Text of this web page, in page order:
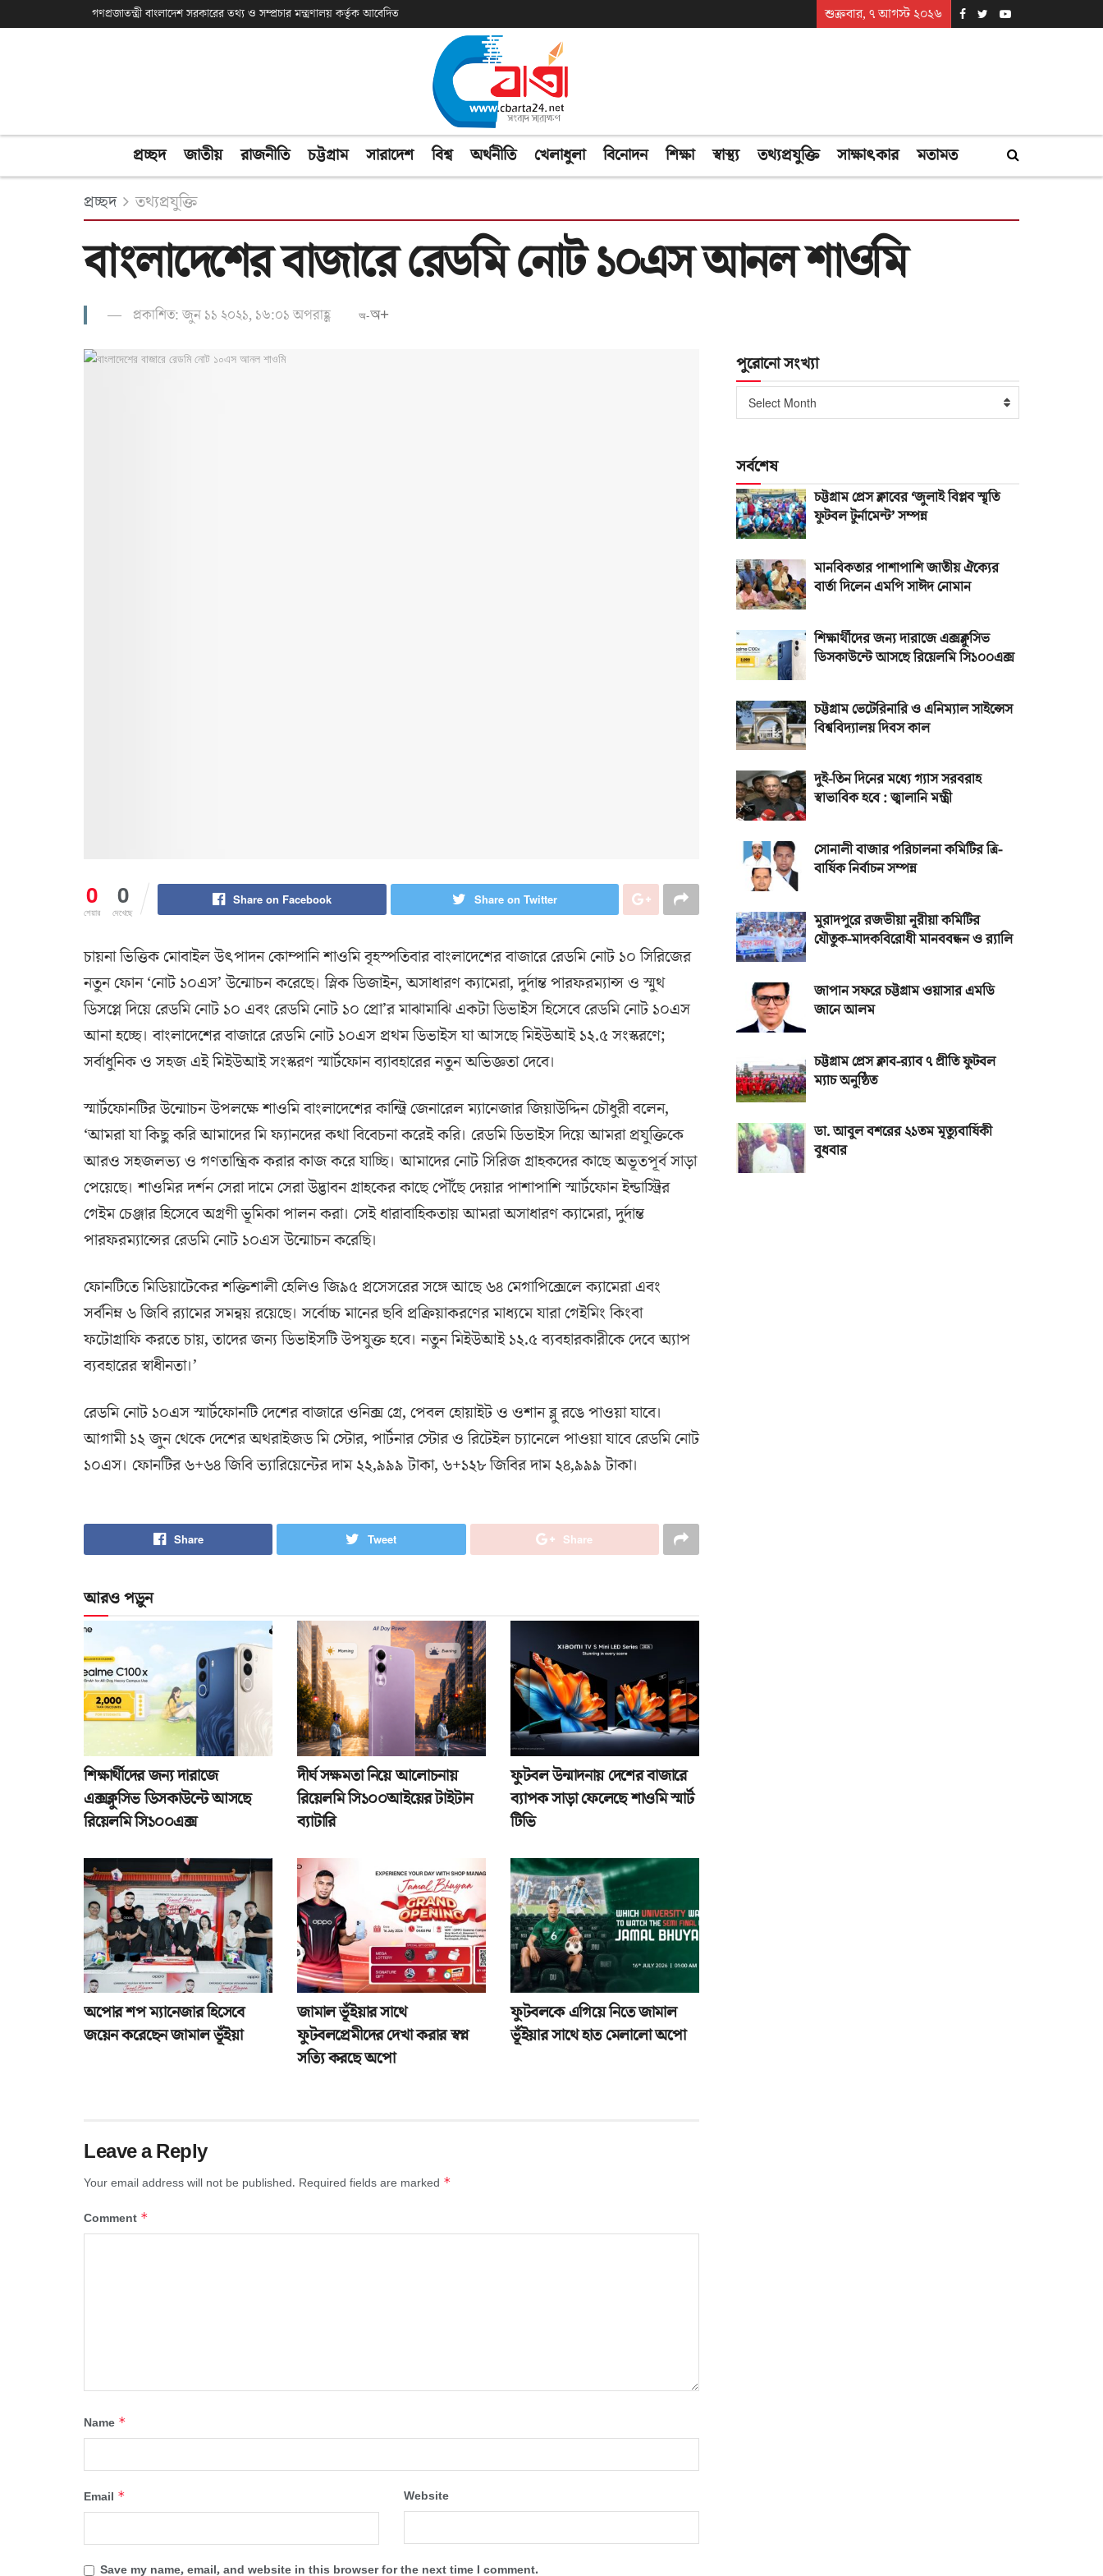
গণপ্রজাতন্ত্রী বাংলাদেশ সরকারের তথ্য ও সম্প্রচার মন্ত্রণালয় কর্তৃক আবেদিত শুক্রবার, ৭ আগস্ট ২০২৬
প্রচ্ছদ জাতীয় রাজনীতি চট্টগ্রাম সারাদেশ বিশ্ব অর্থনীতি খেলাধুলা বিনোদন শিক্ষা স্বাস্থ্য তথ্যপ্রযুক্তি সাক্ষাৎকার মতামত
প্রচ্ছদ তথ্যপ্রযুক্তি
বাংলাদেশের বাজারে রেডমি নোট ১০এস আনল শাওমি
প্রকাশিত: জুন ১১ ২০২১, ১৬:০১ অপরাহ্ণ অ-অ+
0
শেয়ার
0
দেখেছে
Share on Facebook Share on Twitter
চায়না ভিত্তিক মোবাইল উৎপাদন কোম্পানি শাওমি বৃহস্পতিবার বাংলাদেশের বাজারে রেডমি নোট ১০ সিরিজের
নতুন ফোন ‘নোট ১০এস’ উন্মোচন করেছে। স্লিক ডিজাইন, অসাধারণ ক্যামেরা, দুর্দান্ত পারফরম্যান্স ও স্মুথ
ডিসপ্লে দিয়ে রেডমি নোট ১০ এবং রেডমি নোট ১০ প্রো’র মাঝামাঝি একটা ডিভাইস হিসেবে রেডমি নোট ১০এস
আনা হচ্ছে। বাংলাদেশের বাজারে রেডমি নোট ১০এস প্রথম ডিভাইস যা আসছে মিইউআই ১২.৫ সংস্করণে;
সর্বাধুনিক ও সহজ এই মিইউআই সংস্করণ স্মার্টফোন ব্যাবহারের নতুন অভিজ্ঞতা দেবে।
স্মার্টফোনটির উন্মোচন উপলক্ষে শাওমি বাংলাদেশের কান্ট্রি জেনারেল ম্যানেজার জিয়াউদ্দিন চৌধুরী বলেন,
‘আমরা যা কিছু করি আমাদের মি ফ্যানদের কথা বিবেচনা করেই করি। রেডমি ডিভাইস দিয়ে আমরা প্রযুক্তিকে
আরও সহজলভ্য ও গণতান্ত্রিক করার কাজ করে যাচ্ছি। আমাদের নোট সিরিজ গ্রাহকদের কাছে অভূতপূর্ব সাড়া
পেয়েছে। শাওমির দর্শন সেরা দামে সেরা উদ্ভাবন গ্রাহকের কাছে পৌঁছে দেয়ার পাশাপাশি স্মার্টফোন ইন্ডাস্ট্রির
গেইম চেঞ্জার হিসেবে অগ্রণী ভূমিকা পালন করা। সেই ধারাবাহিকতায় আমরা অসাধারণ ক্যামেরা, দুর্দান্ত
পারফরম্যান্সের রেডমি নোট ১০এস উন্মোচন করেছি।
ফোনটিতে মিডিয়াটেকের শক্তিশালী হেলিও জি৯৫ প্রসেসরের সঙ্গে আছে ৬৪ মেগাপিক্সেলে ক্যামেরা এবং
সর্বনিম্ন ৬ জিবি র‍্যামের সমন্বয় রয়েছে। সর্বোচ্চ মানের ছবি প্রক্রিয়াকরণের মাধ্যমে যারা গেইমিং কিংবা
ফটোগ্রাফি করতে চায়, তাদের জন্য ডিভাইসটি উপযুক্ত হবে। নতুন মিইউআই ১২.৫ ব্যবহারকারীকে দেবে অ্যাপ
ব্যবহারের স্বাধীনতা।’
রেডমি নোট ১০এস স্মার্টফোনটি দেশের বাজারে ওনিক্স গ্রে, পেবল হোয়াইট ও ওশান ব্লু রঙে পাওয়া যাবে।
আগামী ১২ জুন থেকে দেশের অথরাইজড মি স্টোর, পার্টনার স্টোর ও রিটেইল চ্যানেলে পাওয়া যাবে রেডমি নোট
১০এস। ফোনটির ৬+৬৪ জিবি ভ্যারিয়েন্টের দাম ২২,৯৯৯ টাকা, ৬+১২৮ জিবির দাম ২৪,৯৯৯ টাকা।
Share Tweet Share
আরও পড়ুন
শিক্ষার্থীদের জন্য দারাজে
এক্সক্লুসিভ ডিসকাউন্টে আসছে
রিয়েলমি সি১০০এক্স
দীর্ঘ সক্ষমতা নিয়ে আলোচনায়
রিয়েলমি সি১০০আইয়ের টাইটান
ব্যাটারি
ফুটবল উন্মাদনায় দেশের বাজারে
ব্যাপক সাড়া ফেলেছে শাওমি স্মার্ট
টিভি
অপোর শপ ম্যানেজার হিসেবে
জয়েন করেছেন জামাল ভূঁইয়া
জামাল ভূঁইয়ার সাথে
ফুটবলপ্রেমীদের দেখা করার স্বপ্ন
সত্যি করছে অপো
ফুটবলকে এগিয়ে নিতে জামাল
ভূঁইয়ার সাথে হাত মেলালো অপো
Leave a Reply
Your email address will not be published. Required fields are marked *
Comment *
Name *
Email * Website
Save my name, email, and website in this browser for the next time I comment.
পুরোনো সংখ্যা
পুরোনো
সংখ্যা
Select Month
সর্বশেষ
চট্টগ্রাম প্রেস ক্লাবের ‘জুলাই বিপ্লব স্মৃতি
ফুটবল টুর্নামেন্ট’ সম্পন্ন
মানবিকতার পাশাপাশি জাতীয় ঐক্যের
বার্তা দিলেন এমপি সাঈদ নোমান
শিক্ষার্থীদের জন্য দারাজে এক্সক্লুসিভ
ডিসকাউন্টে আসছে রিয়েলমি সি১০০এক্স
চট্টগ্রাম ভেটেরিনারি ও এনিম্যাল সাইন্সেস
বিশ্ববিদ্যালয় দিবস কাল
দুই-তিন দিনের মধ্যে গ্যাস সরবরাহ
স্বাভাবিক হবে : জ্বালানি মন্ত্রী
সোনালী বাজার পরিচালনা কমিটির ত্রি-
বার্ষিক নির্বাচন সম্পন্ন
মুরাদপুরে রজভীয়া নূরীয়া কমিটির
যৌতুক-মাদকবিরোধী মানববন্ধন ও র‌্যালি
জাপান সফরে চট্টগ্রাম ওয়াসার এমডি
জানে আলম
চট্টগ্রাম প্রেস ক্লাব-র‌্যাব ৭ প্রীতি ফুটবল
ম্যাচ অনুষ্ঠিত
ডা. আবুল বশরের ২১তম মৃত্যুবার্ষিকী
বুধবার